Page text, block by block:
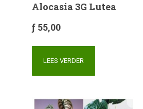
Alocasia 3G Lutea
ƒ 55,00
LEES VERDER